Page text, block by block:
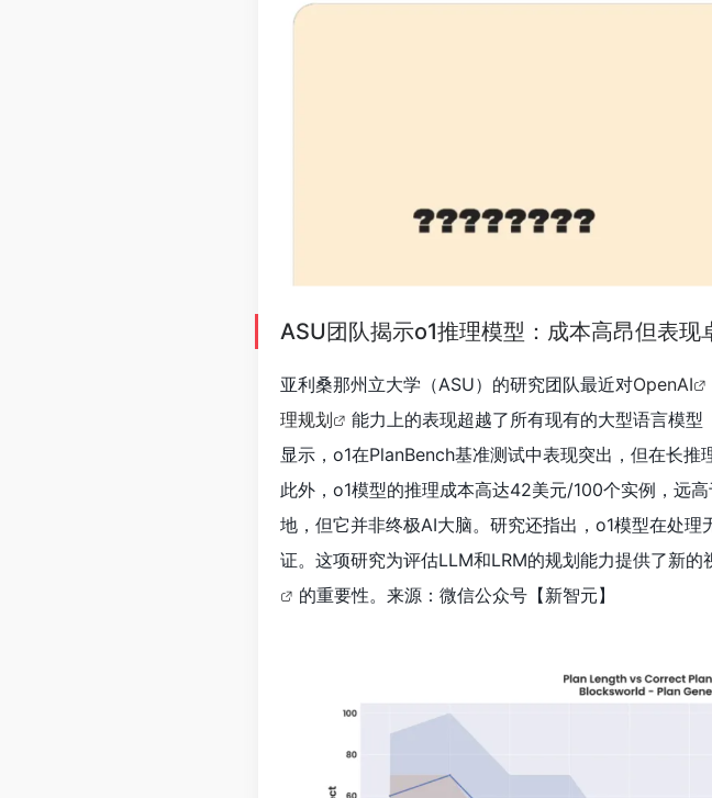
ASU团队揭示o1推理模型：成本高昂但表现
亚利桑那州立大学（ASU）的研究团队最近对OpenAI
理规划
能力上的表现超越了所有现有的大型语言模
显示，o1在PlanBench基准测试中表现突出，但在长推
此外，o1模型的推理成本高达42美元/100个实例，远
地，但它并非终极AI大脑。研究还指出，o1模型在处
证。这项研究为评估LLM和LRM的规划能力提供了新
的重要性。来源：微信公众号【新智元】